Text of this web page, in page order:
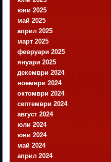
юни 2025
май 2025
април 2025
март 2025
февруари 2025
януари 2025
декември 2024
ноември 2024
октомври 2024
септември 2024
август 2024
юли 2024
юни 2024
май 2024
април 2024